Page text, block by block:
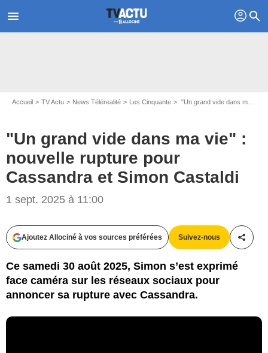
menu profil search
Accueil TV Actu News Télérealité Les Cinquante "Un grand vide dans ma vie" : nouvelle rupture pour Cassandra et Simon Castaldi
"Un grand vide dans ma vie" :
nouvelle rupture pour
Cassandra et Simon Castaldi
1 sept. 2025 à 11:00
Ajoutez Allociné à vos sources préférées Suivez-nous
Ce samedi 30 août 2025, Simon s’est exprimé
face caméra sur les réseaux sociaux pour
annoncer sa rupture avec Cassandra.